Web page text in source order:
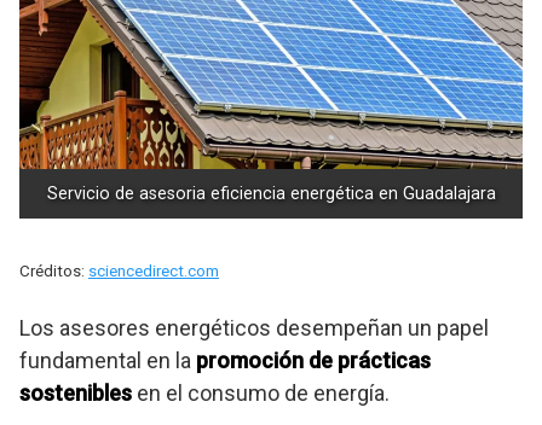
Servicio de asesoria eficiencia energética en Guadalajara
Créditos: sciencedirect.com
Los asesores energéticos desempeñan un papel
fundamental en la promoción de prácticas
sostenibles en el consumo de energía.